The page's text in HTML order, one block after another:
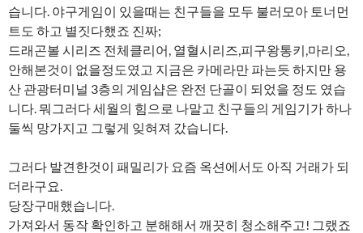
습니다. 야구게임이 있을때는 친구들을 모두 불러모아 토너먼
트도 하고 별짓다했죠 진짜;
드래곤볼 시리즈 전체클리어, 열혈시리즈,피구왕통키,마리오,
안해본것이 없을정도였고 지금은 카메라만 파는듯 하지만 용
산 관광터미널 3층의 게임샵은 완전 단골이 되었을 정도 였습
니다. 뭐그러다 세월의 힘으로 나말고 친구들의 게임기가 하나
둘씩 망가지고 그렇게 잊혀져 갔습니다.
그러다 발견한것이 패밀리가 요즘 옥션에서도 아직 거래가 되
더라구요.
당장구매했습니다.
가져와서 동작 확인하고 분해해서 깨끗히 청소해주고! 그랬죠